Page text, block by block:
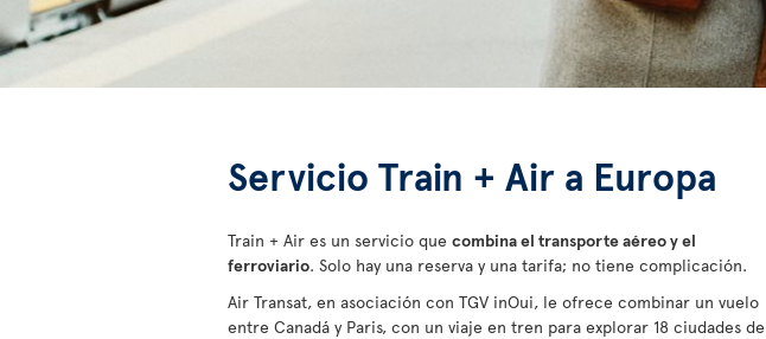
Servicio Train + Air a Europa
Train + Air es un servicio que combina el transporte aéreo y el
ferroviario. Solo hay una reserva y una tarifa; no tiene complicación.
Air Transat, en asociación con TGV inOui, le ofrece combinar un vuelo
entre Canadá y Paris, con un viaje en tren para explorar 18 ciudades de